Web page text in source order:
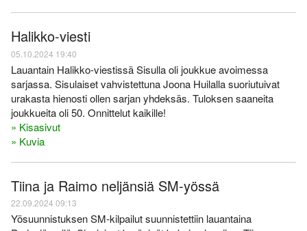
Halikko-viesti
05.10.2024 19:40
Lauantain Halikko-viestissä Sisulla oli joukkue avoimessa
sarjassa. Sisulaiset vahvistettuna Joona Huilalla suoriutuivat
urakasta hienosti ollen sarjan yhdeksäs. Tuloksen saaneita
joukkueita oli 50. Onnittelut kaikille!
» Kisasivut
» Kuvia
Tiina ja Raimo neljänsiä SM-yössä
22.09.2024 09:13
Yösuunnistuksen SM-kilpailut suunnistettiin lauantaina